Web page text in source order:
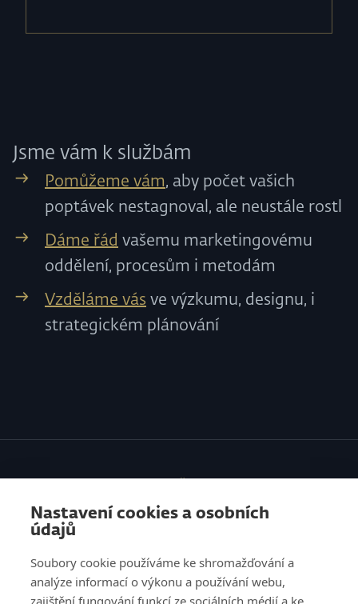
Nastavení cookies a osobních
údajů
Soubory cookie používáme ke shromažďování a
analýze informací o výkonu a používání webu,
zajištění fungování funkcí ze sociálních médií a ke
Jsme vám k službám
Pomůžeme vám, aby počet vašich
poptávek nestagnoval, ale neustále rostl
Dáme řád vašemu marketingovému
oddělení, procesům i metodám
Vzděláme vás ve výzkumu, designu, i
strategickém plánování
VZDĚLÁVÁNÍ
O NÁS
REFERENCE